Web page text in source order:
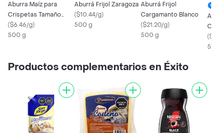
Aburra Maíz para
Crispetas Tamaño
Gigante
($6.46/g)
500 g
Aburrá Frijol Zaragoza
($10.44/g)
500 g
Aburrá Frijol
Cargamanto Blanco
($21.20/g)
500 g
(
Productos complementarios en Éxito